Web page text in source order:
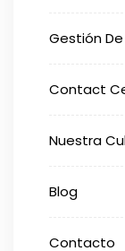
Gestión
Contact
Nuestra
Blog
Contacto